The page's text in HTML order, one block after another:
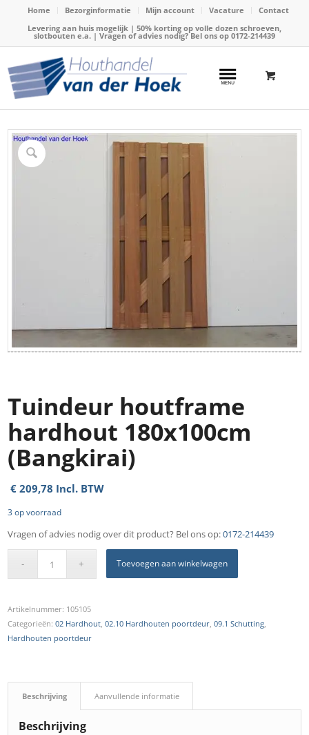
Home Bezorginformatie Mijn account Vacature
Contact
Levering aan huis mogelijk | 50% korting op volle dozen schroeven,
slotbouten e.a. | Vragen of advies nodig? Bel ons op 0172-214439
Home / Webshop / Hardhout / Hardhouten poortdeur
Tuindeur houtframe hardhout 180x100cm (Bangkirai)
Tuindeur houtframe
hardhout 180x100cm
(Bangkirai)
€ 209,78 Incl. BTW
3 op voorraad
Vragen of advies nodig over dit product? Bel ons op:0172-214439
Toevoegen aan winkelwagen
Artikelnummer: 105105
Categorieën:02 Hardhout,02.10 Hardhouten poortdeur,09.1 Schutting,
Hardhouten poortdeur
Beschrijving Aanvullende informatie
Beschrijving